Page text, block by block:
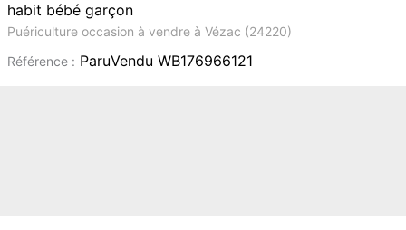
habit bébé garçon
Puériculture occasion à vendre à Vézac (24220)
Référence : ParuVendu WB176966121